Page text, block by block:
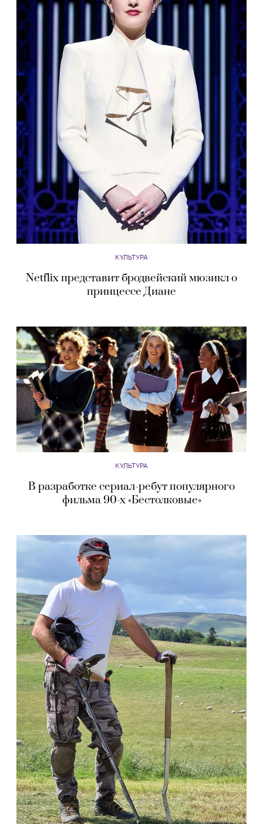
КУЛЬТУРА
Netflix представит бродвейский мюзикл о
принцессе Диане
КУЛЬТУРА
В разработке сериал-ребут популярного
фильма 90-х «Бестолковые»